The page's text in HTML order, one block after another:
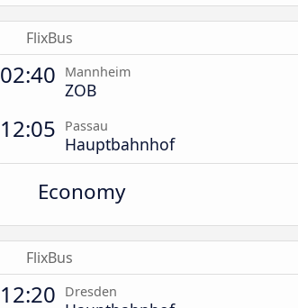
FlixBus
02:40 Mannheim
ZOB
12:05 Passau
Hauptbahnhof
Economy
FlixBus
12:20 Dresden